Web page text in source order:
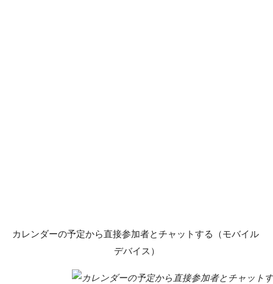
カレンダーの予定から直接参加者とチャットする（モバイル
デバイス）